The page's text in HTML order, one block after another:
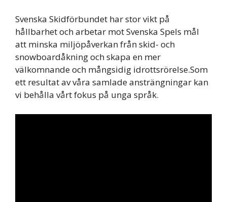
Svenska Skidförbundet har stor vikt på
hållbarhet och arbetar mot Svenska Spels mål
att minska miljöpåverkan från skid- och
snowboardåkning och skapa en mer
välkomnande och mångsidig idrottsrörelse.Som
ett resultat av våra samlade ansträngningar kan
vi behålla vårt fokus på unga språk.